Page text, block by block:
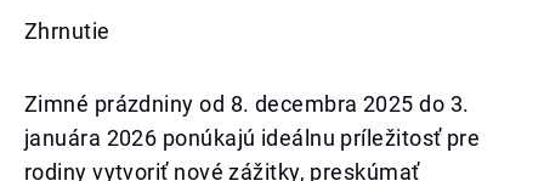
Zhrnutie
Zimné prázdniny od 8. decembra 2025 do 3.
januára 2026 ponúkajú ideálnu príležitosť pre
rodiny vytvoriť nové zážitky, preskúmať